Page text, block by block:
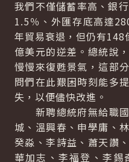
我們不僅儲蓄率高、銀
1.5％、外匯存底高達
年貿易衰退，但仍有
億美元的逆差。總統說
慢慢來復甦景氣，這部
問們在此艱困時刻能多
失，以便儘快改進。
新聘總統府無給職國
城、溫興春、申學庸、
癸淼、李詩益、蕭天讚
華加志、李福登、李錫